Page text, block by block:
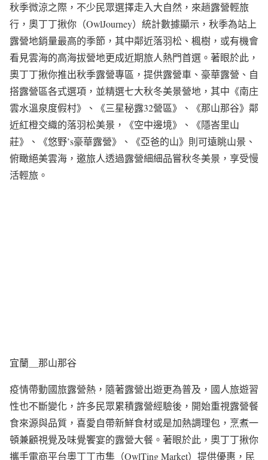
秋季微涼之際，不少民眾選擇走入大自然，來趟露營輕旅
行，奧丁丁揪你（OwlJourney）統計數據顯示，秋季為站上
露營地銷量最高的季節，其中鄰近落羽松、楓樹，或有機會
看見雲海的高海拔營地更成近期旅人熱門首選。著眼於此，
奧丁丁揪你推出秋季露營專區，提供露營車、豪華露營、自
搭露營區各式選項，並精選七大秋冬美景營地，其中《南庄
雲水溫泉度假村》、《三星秘露32營區》、《那山那谷》鄰
近紅橙交織的落羽松美景，《空中邊境》、《隱峇里山
莊》、《悠野’s豪華露營》、《亞爸的山》則可遠眺山景、
俯瞰絕美雲海，邀旅人透過露營細細品嘗秋冬美景，享受慢
活輕旅。
宜蘭＿那山那谷
疫情帶動國旅露營熱，隨著露營出遊更為普及，國人旅遊習
性也不斷變化，許多民眾累積露營經驗後，開始重視露營餐
食來源與品質，喜愛自帶新鮮食材或是加熱調理包，烹煮一
頓兼顧視覺及味覺饗宴的露營大餐。著眼於此，奧丁丁揪你
攜手電商平台奧丁丁市集（OwlTing Market）提供優惠，民